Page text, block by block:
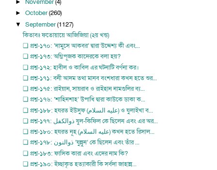
► November(4)
► October(260)
▼ September(1127)
কিতাবঃ ফতোয়ায়ে আজিজিয়া (২য় খন্ড)
❏ প্রশ্ন-১৭০: ‘নামুসে আকবর’ দ্বারা উদ্দেশ্য কী এবং...
❏ প্রশ্ন-১৭৩: অগ্নিপূজক কাদেরকে বলা হয়?
❏ প্রশ্ন-১৭২: হাবীল ও কাবিল এর ঘটনাটি বর্ণনা কর।
❏ প্রশ্ন-১৭১: বনী আদম তথা মানব বংশধারা কখন হতে শুর...
❏ প্রশ্ন-১৭৫: রাইয়ান, সায়রাব ও রাইহান নামগুলির ব্য...
❏ প্রশ্ন-১৭৬: ‘শাহিনশাহ’ উপাধি দ্বারা কাউকে ডাকা ক...
❏ প্রশ্ন-১৮৮: হযরত ইউসুফ (عليه السلام) ও যুলাইখা ব...
❏ প্রশ্ন-১৭৭: ذوالكفل যুল-কিফিল কে ছিলেন এবং এর অর...
❏ প্রশ্ন-১৮০: হযরত নূহ (عليه السلام) কখন হতে রিসাল...
❏ প্রশ্ন-১৭৮: ذوالنون ‘যুন্নুন’ কে ছিলেন এবং তাঁর ...
❏ প্রশ্ন-১৮৩: ফাসিক কারা এবং এদের নাম কি?
❏ প্রশ্ন-১৯০: ইচ্ছাকৃত হত্যাকারী কি সর্বদা জাহান্ন...